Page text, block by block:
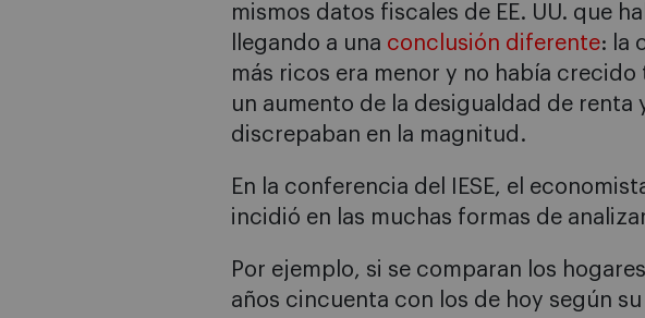
mismos datos fiscales de EE. UU. que
llegando a una conclusión diferente: la
más ricos era menor y no había
un aumento de la desigualdad de renta
discrepaban en la magnitud.
En la conferencia del IESE, el
incidió en las muchas formas de
Por ejemplo, si se comparan los
años cincuenta con los de hoy según